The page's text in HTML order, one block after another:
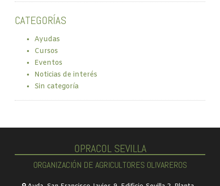
CATEGORÍAS
Ayudas
Cursos
Eventos
Noticias de interés
Sin categoría
OPRACOL SEVILLA
ORGANIZACIÓN DE AGRICULTORES OLIVAREROS